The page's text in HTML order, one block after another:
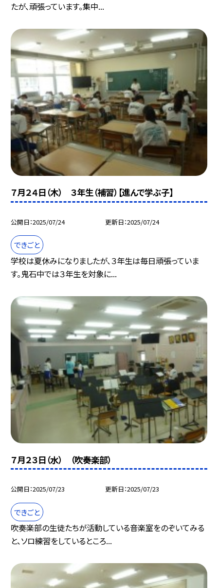
たが、頑張っています。集中...
７月２４日（木） ３年生（補習）【進んで学ぶ子】
公開日 2025/07/24 更新日 2025/07/24
できごと
学校は夏休みになりましたが、３年生は毎日頑張っていま
す。鬼石中では３年生を対象に...
７月２３日（水） （吹奏楽部）
公開日 2025/07/23 更新日 2025/07/23
できごと
吹奏楽部の生徒たちが活動している音楽室をのぞいてみる
と、ソロ練習をしているところ...